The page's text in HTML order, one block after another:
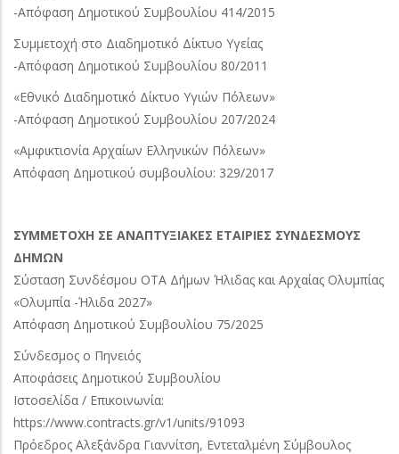
-Απόφαση Δημοτικού Συμβουλίου 414/2015
Συμμετοχή στο Διαδημοτικό Δίκτυο Υγείας
-Απόφαση Δημοτικού Συμβουλίου 80/2011
«Εθνικό Διαδημοτικό Δίκτυο Υγιών Πόλεων»
-Απόφαση Δημοτικού Συμβουλίου 207/2024
«Αμφικτιονία Αρχαίων Ελληνικών Πόλεων»
Απόφαση Δημοτικού συμβουλίου: 329/2017
ΣΥΜΜΕΤΟΧΗ ΣΕ ΑΝΑΠΤΥΞΙΑΚΕΣ ΕΤΑΙΡΙΕΣ ΣΥΝΔΕΣΜΟΥΣ
ΔΗΜΩΝ
Σύσταση Συνδέσμου ΟΤΑ Δήμων Ήλιδας και Αρχαίας Ολυμπίας
«Ολυμπία -Ήλιδα 2027»
Απόφαση Δημοτικού Συμβουλίου 75/2025
Σύνδεσμος ο Πηνειός
Αποφάσεις Δημοτικού Συμβουλίου
Ιστοσελίδα / Επικοινωνία:
https://www.contracts.gr/v1/units/91093
Πρόεδρος Αλεξάνδρα Γιαννίτση, Εντεταλμένη Σύμβουλος